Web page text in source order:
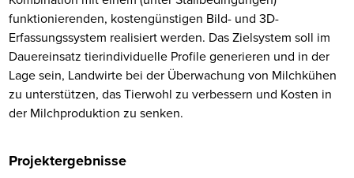
funktionierenden, kostengünstigen Bild- und 3D-
Erfassungssystem realisiert werden. Das Zielsystem soll im
Dauereinsatz tierindividuelle Profile generieren und in der
Lage sein, Landwirte bei der Überwachung von Milchkühen
zu unterstützen, das Tierwohl zu verbessern und Kosten in
der Milchproduktion zu senken.
Projektergebnisse